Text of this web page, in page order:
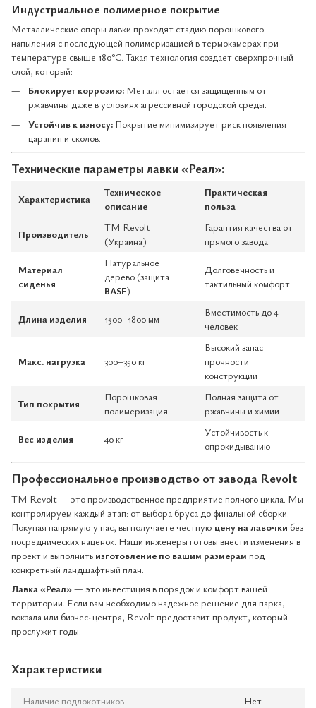
Индустриальное полимерное покрытие
Металлические опоры лавки проходят стадию порошкового
напыления с последующей полимеризацией в термокамерах при
температуре свыше 180°C. Такая технология создает сверхпрочный
слой, который:
Блокирует коррозию: Металл остается защищенным от
ржавчины даже в условиях агрессивной городской среды.
Устойчив к износу: Покрытие минимизирует риск появления
царапин и сколов.
Технические параметры лавки «Реал»:
Характеристика
Техническое
описание
Практическая
польза
Производитель
ТМ Revolt
(Украина)
Гарантия качества от
прямого завода
Материал
сиденья
Натуральное
дерево (защита
BASF)
Долговечность и
тактильный комфорт
Длина изделия 1500–1800 мм
Вместимость до 4
человек
Макс. нагрузка 300–350 кг
Высокий запас
прочности
конструкции
Тип покрытия
Порошковая
полимеризация
Полная защита от
ржавчины и химии
Вес изделия 40 кг
Устойчивость к
опрокидыванию
Профессиональное производство от завода Revolt
ТМ Revolt — это производственное предприятие полного цикла. Мы
контролируем каждый этап: от выбора бруса до финальной сборки.
Покупая напрямую у нас, вы получаете честную цену на лавочки без
посреднических наценок. Наши инженеры готовы внести изменения в
проект и выполнить изготовление по вашим размерам под
конкретный ландшафтный план.
Лавка «Реал»— это инвестиция в порядок и комфорт вашей
территории. Если вам необходимо надежное решение для парка,
вокзала или бизнес-центра, Revolt предоставит продукт, который
прослужит годы.
Характеристики
Наличие подлокотников Нет